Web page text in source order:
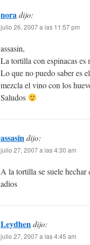
noradijo:
julio 26, 2007 a las 11:57 pm
assasin,
La tortilla con espinacas es
Lo que no puedo saber es
mezcla el vino con los
Saludos
assasindijo:
julio 27, 2007 a las 4:30 am
A la tortilla se suele hechar
adios
Leydhendijo:
julio 27, 2007 a las 4:45 am